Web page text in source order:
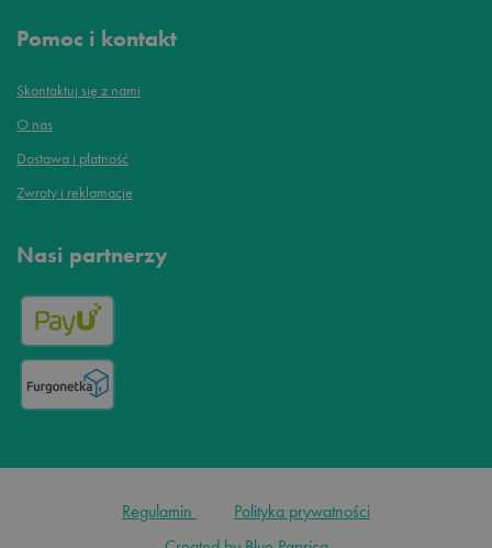
Pomoc i kontakt
Skontaktuj się z nami
O nas
Dostawa i płatność
Zwroty i reklamacje
Nasi partnerzy
Regulamin
Polityka prywatności